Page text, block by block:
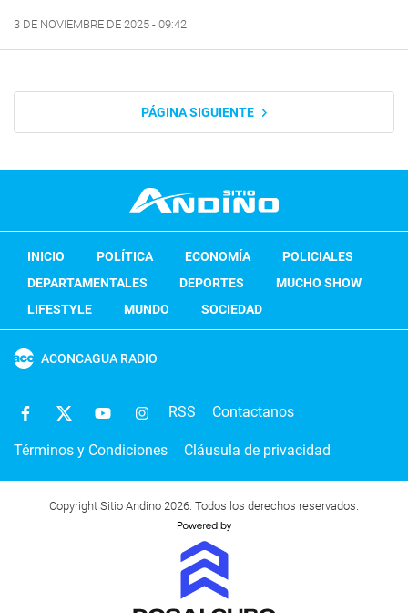
3 DE NOVIEMBRE DE 2025 - 09:42
PÁGINA SIGUIENTE
INICIO POLÍTICA ECONOMÍA
POLICIALES
DEPARTAMENTALES
DEPORTES
MUCHO SHOW
LIFESTYLE
MUNDO SOCIEDAD
ACONCAGUA RADIO
RSS Contactanos
Términos y Condiciones Cláusula de privacidad
Copyright Sitio Andino 2026. Todos los derechos reservados.